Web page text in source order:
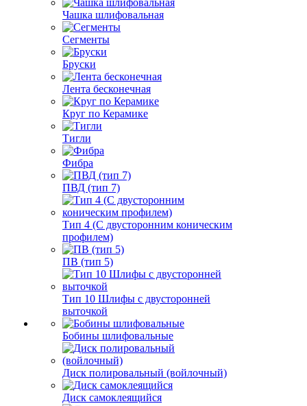
Чашка шлифовальная
Сегменты
Бруски
Лента бесконечная
Круг по Керамике
Тигли
Фибра
ПВД (тип 7)
Тип 4 (С двусторонним коническим
профилем)
ПВ (тип 5)
Тип 10 Шлифы с двусторонней
выточкой
Бобины шлифовальные
Диск полировальный (войлочный)
Диск самоклеящийся